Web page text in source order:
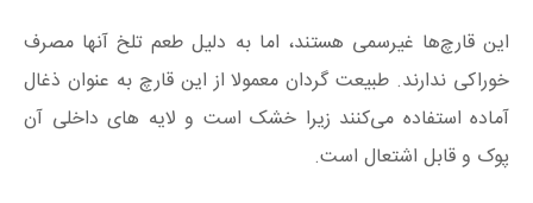
این قارچ‌ها غیر‌سمی هستند، اما به دلیل طعم تلخ آنها مصرف
خوراکی ندارند. طبیعت گردان معمولا از این قارچ به عنوان ذغال
آماده استفاده می‌کنند زیرا خشک است و لایه های داخلی آن
پوک و قابل اشتعال است.